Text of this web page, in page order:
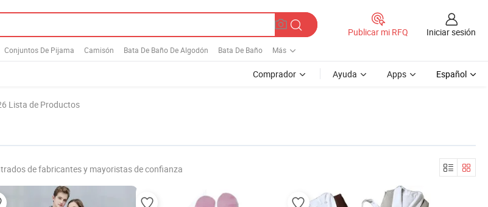
Conjuntos De Pijama Camisón Bata De Baño De Algodón Bata De Baño Más
Publicar mi RFQ Iniciar sesión
Comprador Ayuda Apps Español
Lista de Productos
de fabricantes y mayoristas de confianza